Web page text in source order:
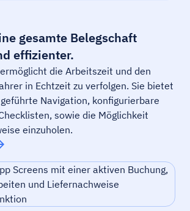
gesamte Belegschaft
effizienter.
die Arbeitszeit und den
in Echtzeit zu verfolgen. Sie bietet
Navigation, konfigurierbare
sowie die Möglichkeit
einzuholen.